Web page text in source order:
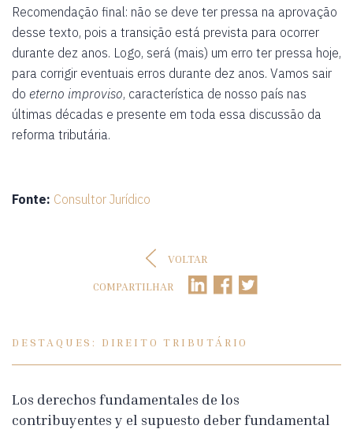
Recomendação final: não se deve ter pressa na aprovação
desse texto, pois a transição está prevista para ocorrer
durante dez anos. Logo, será (mais) um erro ter pressa hoje,
para corrigir eventuais erros durante dez anos. Vamos sair
do eterno improviso, característica de nosso país nas
últimas décadas e presente em toda essa discussão da
reforma tributária.
Fonte: Consultor Jurídico
VOLTAR
COMPARTILHAR
DESTAQUES: DIREITO TRIBUTÁRIO
Los derechos fundamentales de los
contribuyentes y el supuesto deber fundamental